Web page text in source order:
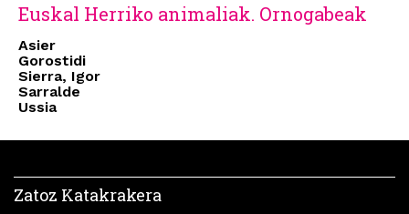
Euskal Herriko animaliak. Ornogabeak
Asier
Gorostidi
Sierra, Igor
Sarralde
Ussia
Zatoz Katakrakera